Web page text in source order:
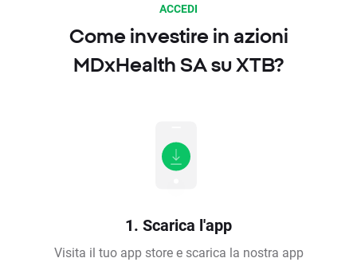
ACCEDI
Come investire in azioni
MDxHealth SA su XTB?
1. Scarica l'app
Visita il tuo app store e scarica la nostra app